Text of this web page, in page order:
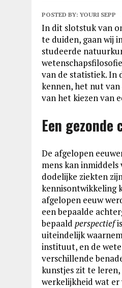
POSTED BY:YOURI SEPP
In dit slotstuk van
te duiden, gaan wij
studeerde
van de statistiek. In
kennen, het nut van
van het kiezen van
Een gezonde
De afgelopen
mens kan
dodelijke ziekten
kennisontwikkeling
afgelopen eeuw
een bepaalde
bepaald perspectief
uiteindelijk
instituut, en de
verschillende
kunstjes zit te
werkelijkheid wat er